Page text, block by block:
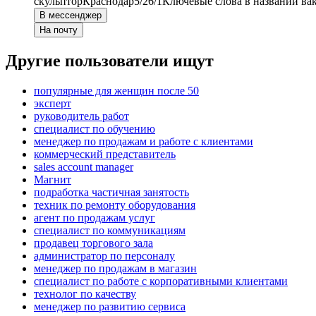
В мессенджер
На почту
Другие пользователи ищут
популярные для женщин после 50
эксперт
руководитель работ
специалист по обучению
менеджер по продажам и работе с клиентами
коммерческий представитель
sales account manager
Магнит
подработка частичная занятость
техник по ремонту оборудования
агент по продажам услуг
специалист по коммуникациям
продавец торгового зала
администратор по персоналу
менеджер по продажам в магазин
специалист по работе с корпоративными клиентами
технолог по качеству
менеджер по развитию сервиса